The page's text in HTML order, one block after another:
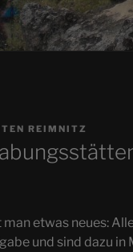
REIMNITZ
etwas neues:
und sind dazu in